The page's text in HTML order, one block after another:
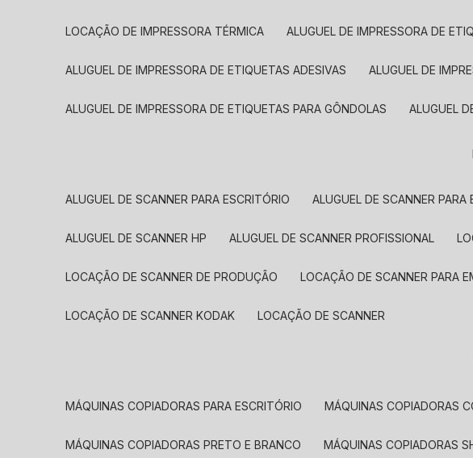
LOCAÇÃO DE IMPRESSORA TÉRMICA ALUGUEL DE IMPRESSORA DE
ALUGUEL DE IMPRESSORA DE ETIQUETAS ADESIVAS ALUGUEL DE
ALUGUEL DE IMPRESSORA DE ETIQUETAS PARA GÔNDOLAS ALUGUEL
ALUGUEL DE SCANNER PARA ESCRITÓRIO ALUGUEL DE SCANNER PARA
ALUGUEL DE SCANNER HP ALUGUEL DE SCANNER PROFISSIONAL
LOCAÇÃO DE SCANNER DE PRODUÇÃO LOCAÇÃO DE SCANNER PARA
LOCAÇÃO DE SCANNER KODAK LOCAÇÃO DE SCANNER
MÁQUINAS COPIADORAS PARA ESCRITÓRIO MÁQUINAS COPIADORAS
MÁQUINAS COPIADORAS PRETO E BRANCO MÁQUINAS COPIADORAS